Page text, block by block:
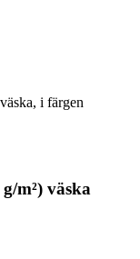
m²) väska